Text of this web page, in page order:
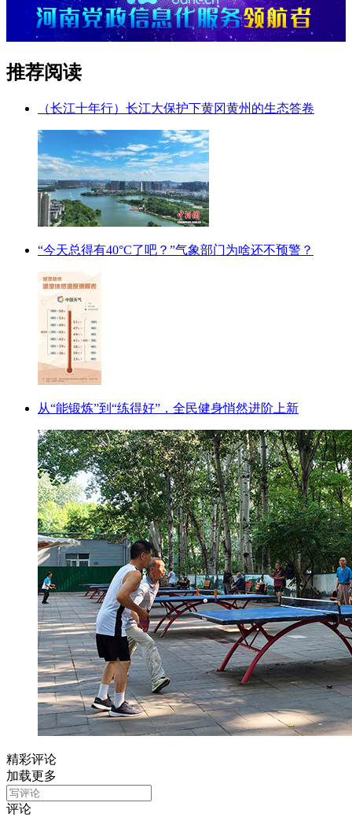
推荐阅读
（长江十年行）长江大保护下黄冈黄州的生态答卷
“今天总得有40°C了吧？”气象部门为啥还不预警？
从“能锻炼”到“练得好”，全民健身悄然进阶上新
精彩评论
加载更多
评论